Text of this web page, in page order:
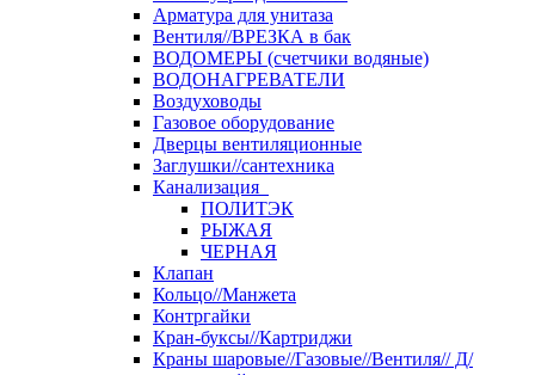
Арматура для унитаза
Вентиля//ВРЕЗКА в бак
ВОДОМЕРЫ (счетчики водяные)
ВОДОНАГРЕВАТЕЛИ
Воздуховоды
Газовое оборудование
Дверцы вентиляционные
Заглушки//сантехника
Канализация
ПОЛИТЭК
РЫЖАЯ
ЧЕРНАЯ
Клапан
Кольцо//Манжета
Контргайки
Кран-буксы//Картриджи
Краны шаровые//Газовые//Вентиля// Д/